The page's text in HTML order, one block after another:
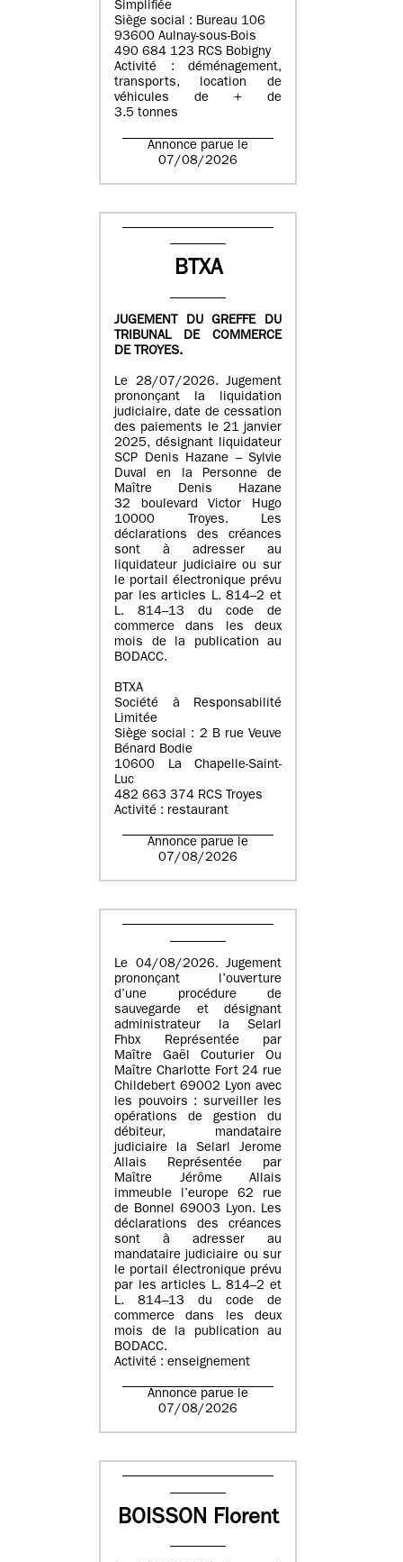
Simplifiée
Siège social : Bureau 106
93600 Aulnay-sous-Bois
490 684 123 RCS Bobigny
Activité : déménagement,
transports, location de
véhicules de + de
3.5 tonnes
Annonce parue le
07/08/2026
BTXA
JUGEMENT DU GREFFE DU
TRIBUNAL DE COMMERCE
DE TROYES.
Le 28/07/2026. Jugement
prononçant la liquidation
judiciaire, date de cessation
des paiements le 21 janvier
2025, désignant liquidateur
SCP Denis Hazane – Sylvie
Duval en la Personne de
Maître Denis Hazane
32 boulevard Victor Hugo
10000 Troyes. Les
déclarations des créances
sont à adresser au
liquidateur judiciaire ou sur
le portail électronique prévu
par les articles L. 814–2 et
L. 814–13 du code de
commerce dans les deux
mois de la publication au
BODACC.
BTXA
Société à Responsabilité
Limitée
Siège social : 2 B rue Veuve
Bénard Bodie
10600 La Chapelle-Saint-
Luc
482 663 374 RCS Troyes
Activité : restaurant
Annonce parue le
07/08/2026
Le 04/08/2026. Jugement
prononçant l’ouverture
d’une procédure de
sauvegarde et désignant
administrateur la Selarl
Fhbx Représentée par
Maître Gaël Couturier Ou
Maître Charlotte Fort 24 rue
Childebert 69002 Lyon avec
les pouvoirs : surveiller les
opérations de gestion du
débiteur, mandataire
judiciaire la Selarl Jerome
Allais Représentée par
Maître Jérôme Allais
immeuble l’europe 62 rue
de Bonnel 69003 Lyon. Les
déclarations des créances
sont à adresser au
mandataire judiciaire ou sur
le portail électronique prévu
par les articles L. 814–2 et
L. 814–13 du code de
commerce dans les deux
mois de la publication au
BODACC.
Activité : enseignement
Annonce parue le
07/08/2026
BOISSON Florent